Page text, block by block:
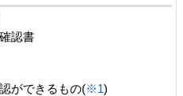
認書
ができるもの(※1)